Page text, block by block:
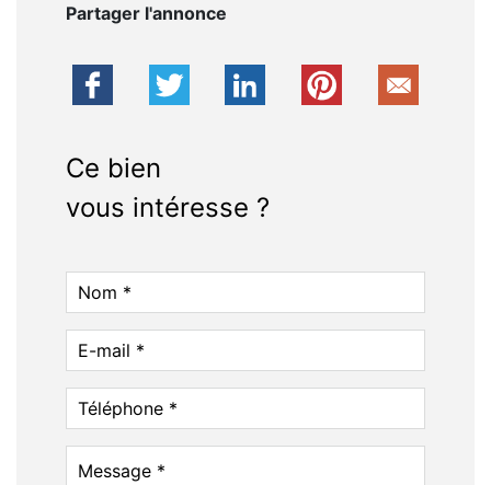
Partager l'annonce
Ce bien
vous intéresse ?